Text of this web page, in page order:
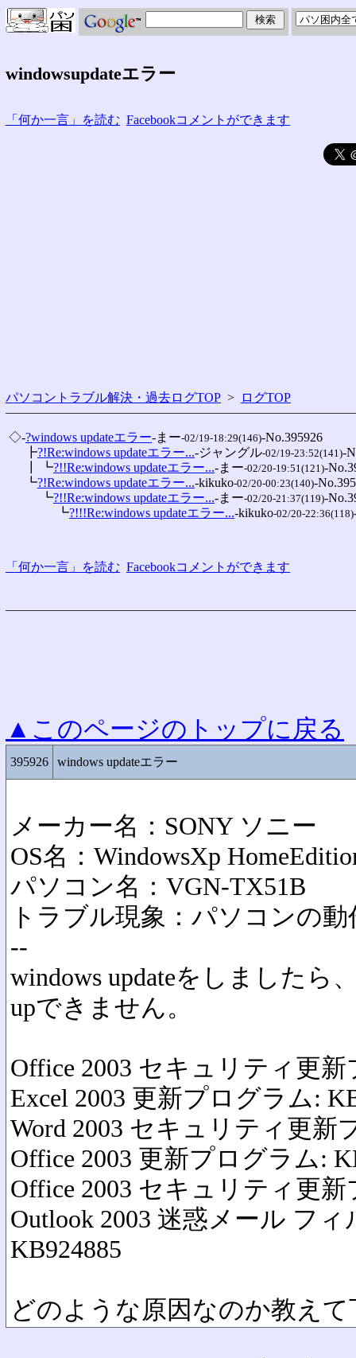
windowsupdateエラー
「何か一言」を読む Facebookコメントができます
パソコントラブル解決・過去ログTOP > ログTOP
◇-?windows updateエラー-まー-02/19-18:29(146)-No.395926
┣?!Re:windows updateエラー...-ジャングル-02/19-23:52(141)-
┃ ┗?!!Re:windows updateエラー...-まー-02/20-19:51(121)-
┗?!Re:windows updateエラー...-kikuko-02/20-00:23(140)-
┗?!!Re:windows updateエラー...-まー-02/20-21:37(119)-
┗?!!!Re:windows updateエラー...-kikuko-02/20-22:36(118)
「何か一言」を読む Facebookコメントができます
▲このページのトップに戻る
395926 windows updateエラー
メーカー名：SONY ソニー
OS名：WindowsXp
パソコン名：VGN-TX51B
トラブル現象：パソコンの
--
windows updateをしましたら
upできません。
Office 2003 セキュリティ更
Excel 2003 更新プログラム:
Word 2003 セキュリティ更新
Office 2003 更新プログラム:
Office 2003 セキュリティ更
Outlook 2003 迷惑メール フ
KB924885
どのような原因なのか教え